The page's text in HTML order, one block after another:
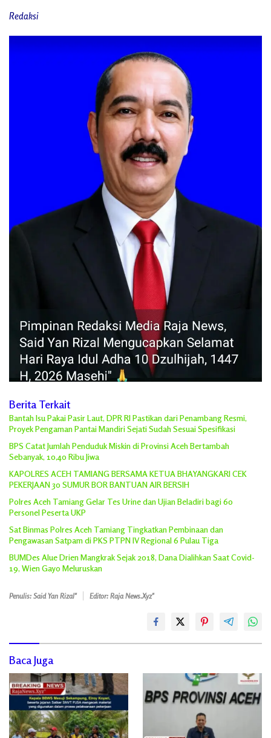
Redaksi
Berita Terkait
Bantah Isu Pakai Pasir Laut, DPR RI Pastikan dari Penambang Resmi,
Proyek Pengaman Pantai Mandiri Sejati Sudah Sesuai Spesifikasi
BPS Catat Jumlah Penduduk Miskin di Provinsi Aceh Bertambah
Sebanyak, 10,40 Ribu Jiwa
KAPOLRES ACEH TAMIANG BERSAMA KETUA BHAYANGKARI CEK
PEKERJAAN 30 SUMUR BOR BANTUAN AIR BERSIH
Polres Aceh Tamiang Gelar Tes Urine dan Ujian Beladiri bagi 60
Personel Peserta UKP
Sat Binmas Polres Aceh Tamiang Tingkatkan Pembinaan dan
Pengawasan Satpam di PKS PTPN IV Regional 6 Pulau Tiga
BUMDes Alue Drien Mangkrak Sejak 2018, Dana Dialihkan Saat Covid-
19, Wien Gayo Meluruskan
Penulis: Said Yan Rizal" Editor: Raja News.Xyz"
Baca Juga